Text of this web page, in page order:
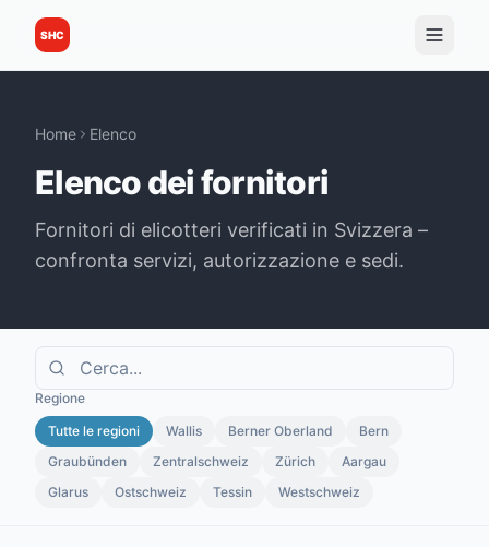
SHC
Home Elenco
Elenco dei fornitori
Fornitori di elicotteri verificati in Svizzera –
confronta servizi, autorizzazione e sedi.
Regione
Tutte le regioni
Wallis Berner Oberland
Bern
Graubünden
Zentralschweiz Zürich
Aargau
Glarus
Ostschweiz Tessin Westschweiz